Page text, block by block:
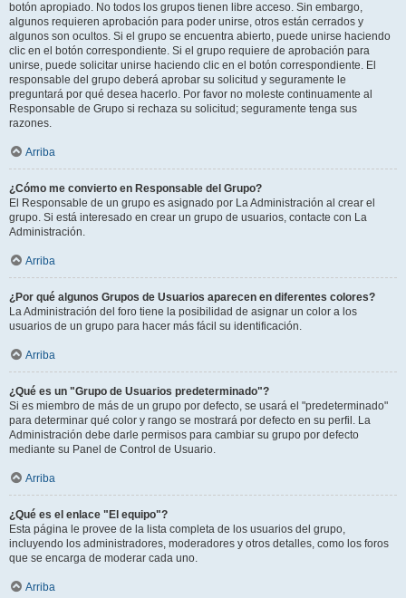
botón apropiado. No todos los grupos tienen libre acceso. Sin embargo,
algunos requieren aprobación para poder unirse, otros están cerrados y
algunos son ocultos. Si el grupo se encuentra abierto, puede unirse haciendo
clic en el botón correspondiente. Si el grupo requiere de aprobación para
unirse, puede solicitar unirse haciendo clic en el botón correspondiente. El
responsable del grupo deberá aprobar su solicitud y seguramente le
preguntará por qué desea hacerlo. Por favor no moleste continuamente al
Responsable de Grupo si rechaza su solicitud; seguramente tenga sus
razones.
Arriba
¿Cómo me convierto en Responsable del Grupo?
El Responsable de un grupo es asignado por La Administración al crear el
grupo. Si está interesado en crear un grupo de usuarios, contacte con La
Administración.
Arriba
¿Por qué algunos Grupos de Usuarios aparecen en diferentes colores?
La Administración del foro tiene la posibilidad de asignar un color a los
usuarios de un grupo para hacer más fácil su identificación.
Arriba
¿Qué es un "Grupo de Usuarios predeterminado"?
Si es miembro de más de un grupo por defecto, se usará el "predeterminado"
para determinar qué color y rango se mostrará por defecto en su perfil. La
Administración debe darle permisos para cambiar su grupo por defecto
mediante su Panel de Control de Usuario.
Arriba
¿Qué es el enlace "El equipo"?
Esta página le provee de la lista completa de los usuarios del grupo,
incluyendo los administradores, moderadores y otros detalles, como los foros
que se encarga de moderar cada uno.
Arriba